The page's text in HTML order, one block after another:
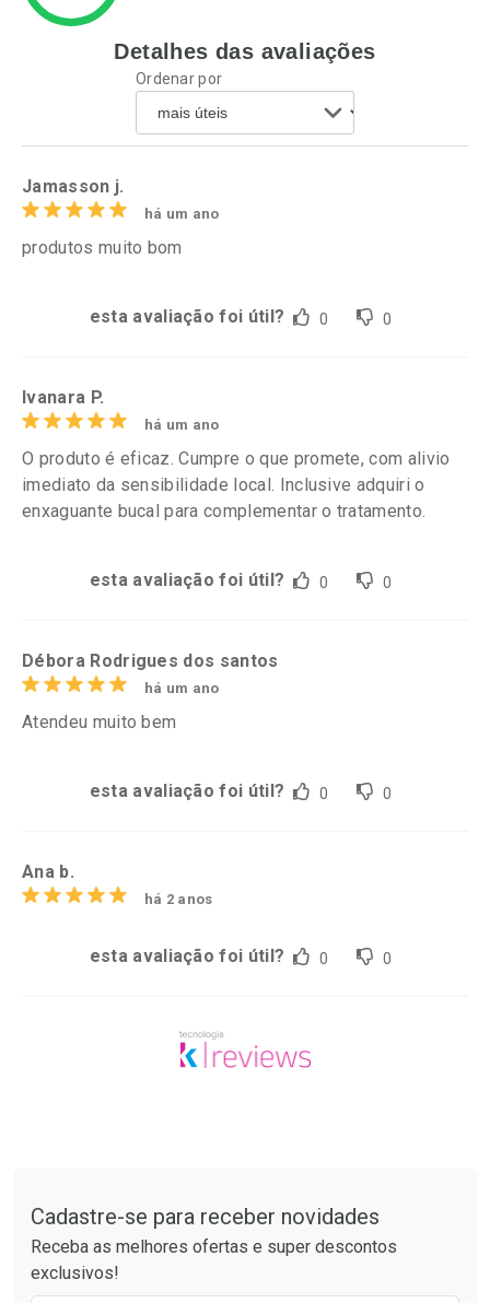
Ativar Desconto
Comprar sem Desconto
Por R$ 29,99/cada
Comprar sem Desconto
Ativar Desconto
Comprar sem Desconto
Por R$ 37,99/cada
Detalhes das avaliações
Ordenar por
Jamasson j.
há um ano
produtos muito bom
esta avaliação foi útil? 0 0
Ivanara P.
há um ano
O produto é eficaz. Cumpre o que promete, com alivio
imediato da sensibilidade local. Inclusive adquiri o
enxaguante bucal para complementar o tratamento.
esta avaliação foi útil? 0 0
Débora Rodrigues dos santos
há um ano
Atendeu muito bem
esta avaliação foi útil? 0 0
Ana b.
há 2 anos
esta avaliação foi útil? 0 0
Cadastre-se para receber novidades
Receba as melhores ofertas e super descontos
exclusivos!